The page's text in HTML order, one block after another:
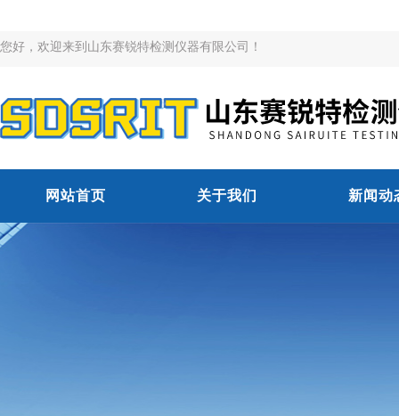
您好，欢迎来到山东赛锐特检测仪器有限公司！
网站首页 关于我们 新闻动